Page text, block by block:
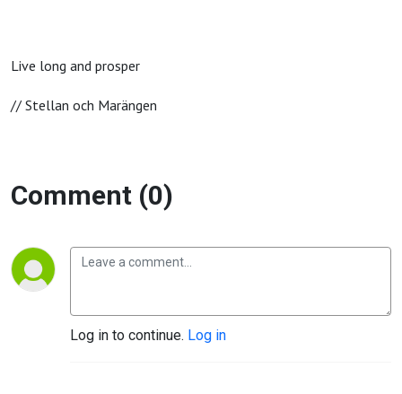
Live long and prosper
// Stellan och Marängen
Comment (0)
Log in to continue. Log in